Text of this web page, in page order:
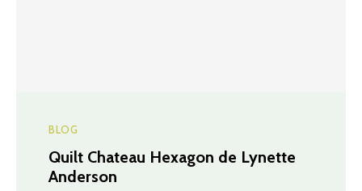
BLOG
Quilt Chateau Hexagon de Lynette
Anderson